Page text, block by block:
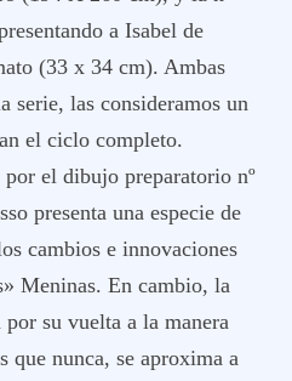
a Isabel de
(33 x 34 cm). Ambas
serie, las consideramos un
el ciclo completo.
el dibujo preparatorio nº
presenta una especie de
cambios e innovaciones
Meninas. En cambio, la
su vuelta a la manera
que nunca, se aproxima a